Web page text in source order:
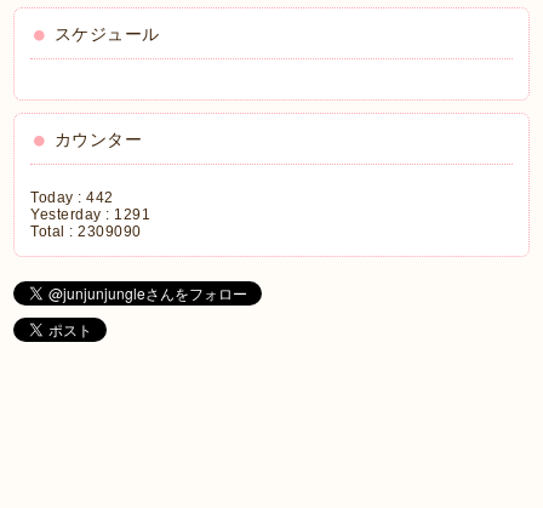
スケジュール
カウンター
Today :442
Yesterday : 1291
Total :2309090